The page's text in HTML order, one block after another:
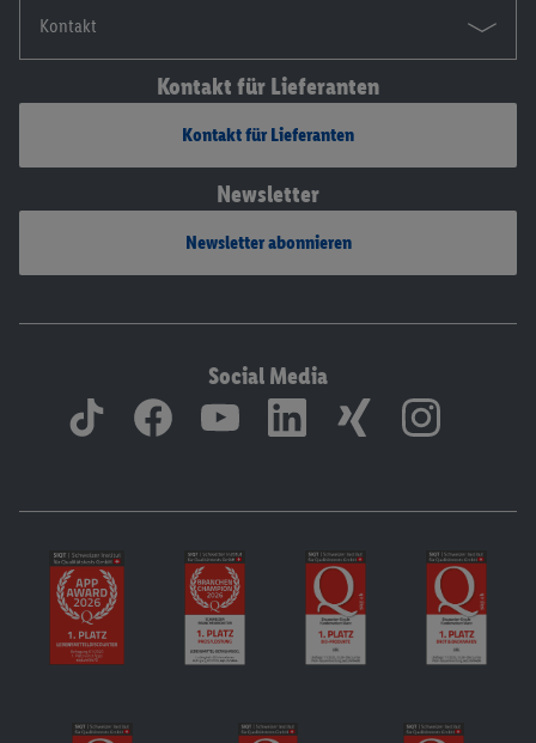
Kontakt
Kontakt für Lieferanten
Kontakt für Lieferanten
Newsletter
Newsletter abonnieren
Social Media